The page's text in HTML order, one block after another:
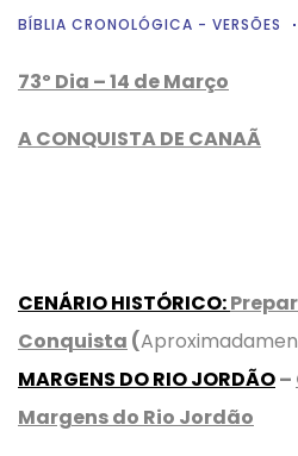
BÍBLIA CRONOLÓGICA - VERSÕES
73º Dia – 14 de Março
A CONQUISTA DE CANAÃ
CENÁRIO HISTÓRICO:
Conquista (
MARGENS DO RIO JORDÃO–
Margens do Rio Jordão